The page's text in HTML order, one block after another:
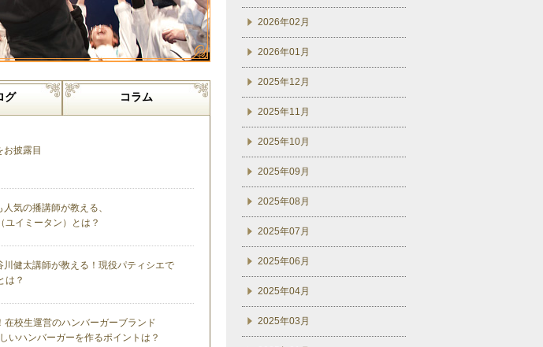
グ コラム
披露目
気の播講師が教える、
ユイミータン）とは？
健太講師が教える！現役パティシエで
は？
校生運営のハンバーガーブランド
いハンバーガーを作るポイントは？
2026年02月
2026年01月
2025年12月
2025年11月
2025年10月
2025年09月
2025年08月
2025年07月
2025年06月
2025年04月
2025年03月